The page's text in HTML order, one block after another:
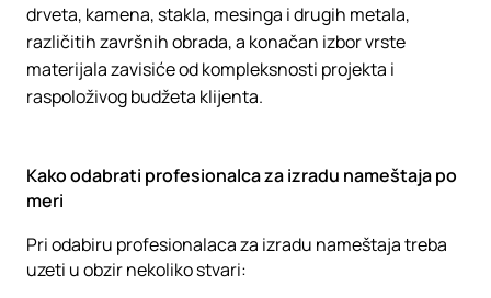
drveta, kamena, stakla, mesinga i drugih metala,
različitih završnih obrada, a konačan izbor vrste
materijala zavisiće od kompleksnosti projekta i
raspoloživog budžeta klijenta.
Kako odabrati profesionalca za izradu nameštaja po
meri
Pri odabiru profesionalaca za izradu nameštaja treba
uzeti u obzir nekoliko stvari: